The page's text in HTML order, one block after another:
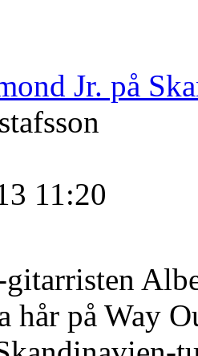
Jr. på
11:20
hår på Way